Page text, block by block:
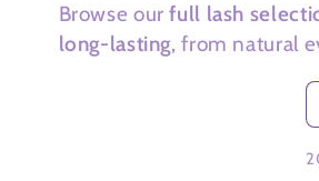
Browse ourfull lash
long-lasting, from natural